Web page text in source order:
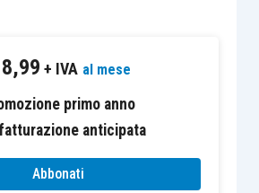
sottovuoto deve essere inserito
e non agonizzante, come
i tempi di consumo e
non potrà essere messo
8,99 + IVA al mese
primo anno
anticipata
Abbonati